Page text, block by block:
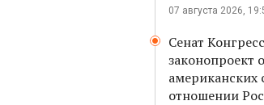
07 августа 2026,
Сенат
законопроект
американских
отношении